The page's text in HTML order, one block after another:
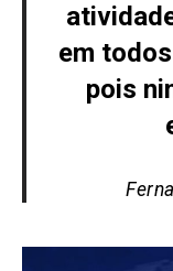
em
pois